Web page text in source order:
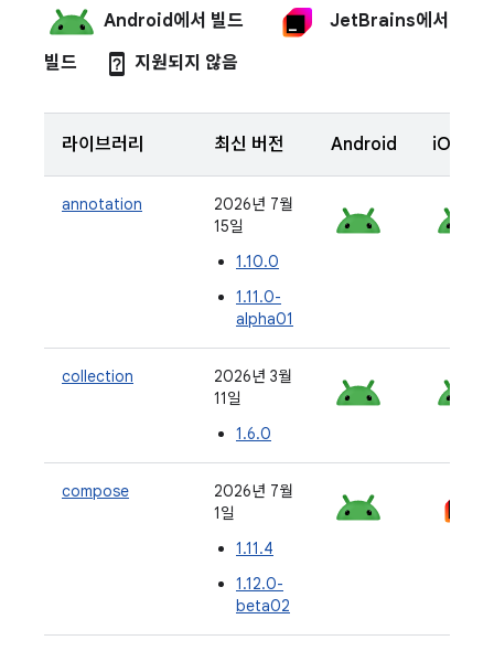
Android에서 빌드
JetBrains에서
빌드
device_unknown 지원되지 않음
라이브러리 최신 버전 Android iOS
annotation
2026년 7월
15일
1.10.0
1.11.0-
alpha01
collection
2026년 3월
11일
1.6.0
compose
2026년 7월
1일
1.11.4
1.12.0-
beta02